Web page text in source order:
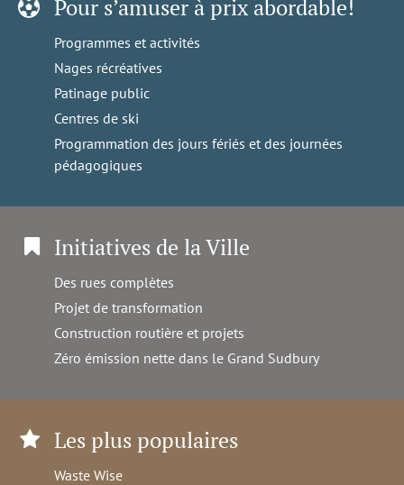
Pour s’amuser à prix abordable!
Programmes et activités
Nages récréatives
Patinage public
Centres de ski
Programmation des jours fériés et des journées
pédagogiques
Initiatives de la Ville
Des rues complètes
Projet de transformation
Construction routière et projets
Zéro émission nette dans le Grand Sudbury
Les plus populaires
Waste Wise